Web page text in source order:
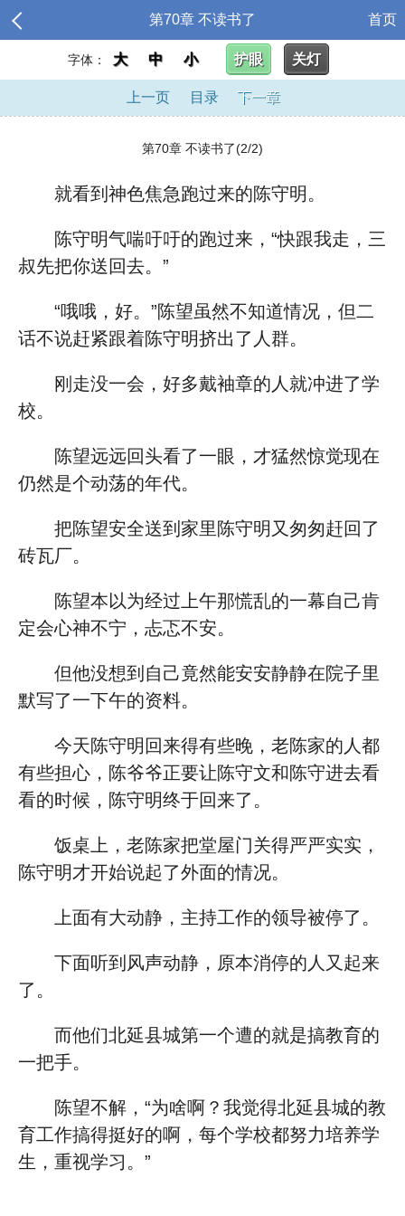
第70章 不读书了 首页
字体： 大 中 小 护眼 关灯
上一页 目录 下一章
第70章 不读书了(2/2)
就看到神色焦急跑过来的陈守明。
陈守明气喘吁吁的跑过来，“快跟我走，三
叔先把你送回去。”
“哦哦，好。”陈望虽然不知道情况，但二
话不说赶紧跟着陈守明挤出了人群。
刚走没一会，好多戴袖章的人就冲进了学
校。
陈望远远回头看了一眼，才猛然惊觉现在
仍然是个动荡的年代。
把陈望安全送到家里陈守明又匆匆赶回了
砖瓦厂。
陈望本以为经过上午那慌乱的一幕自己肯
定会心神不宁，忐忑不安。
但他没想到自己竟然能安安静静在院子里
默写了一下午的资料。
今天陈守明回来得有些晚，老陈家的人都
有些担心，陈爷爷正要让陈守文和陈守进去看
看的时候，陈守明终于回来了。
饭桌上，老陈家把堂屋门关得严严实实，
陈守明才开始说起了外面的情况。
上面有大动静，主持工作的领导被停了。
下面听到风声动静，原本消停的人又起来
了。
而他们北延县城第一个遭的就是搞教育的
一把手。
陈望不解，“为啥啊？我觉得北延县城的教
育工作搞得挺好的啊，每个学校都努力培养学
生，重视学习。”